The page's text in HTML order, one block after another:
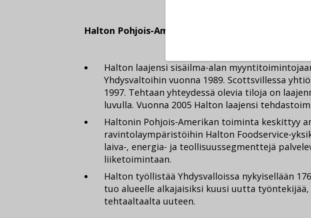
Halton Pohjois-Amerikassa
Halton laajensi sisäilma-alan
Yhdysvaltoihin vuonna 1989. Scottsvillessa
1997. Tehtaan yhteydessä olevia tiloja on
luvulla. Vuonna 2005 Halton laajensi
Haltonin Pohjois-Amerikan toiminta keskittyy
ravintolaympäristöihin Halton Foodservice-
laiva-, energia- ja teollisuussegmenttejä
liiketoimintaan.
Halton työllistää Yhdysvalloissa nykyisellään
tuo alueelle alkajaisiksi kuusi uutta
tehtaaltaalta uuteen.